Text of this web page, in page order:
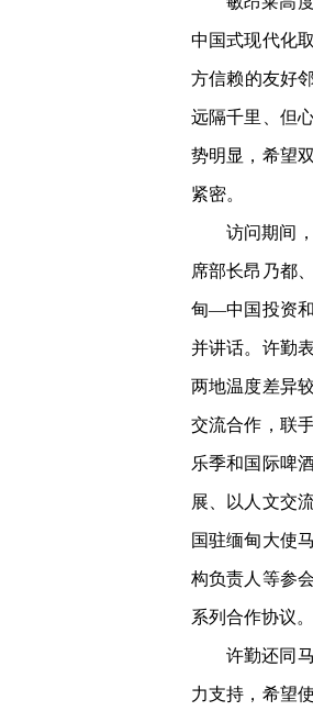
中国式现代化
方信赖的友好
远隔千里、但
势明显，希望
紧密。
访问期间
席部长昂乃都
甸—中国投资
并讲话。许勤
两地温度差异
交流合作，联
乐季和国际啤
展、以人文交
国驻缅甸大使
构负责人等参
系列合作协议。
许勤还同
力支持，希望